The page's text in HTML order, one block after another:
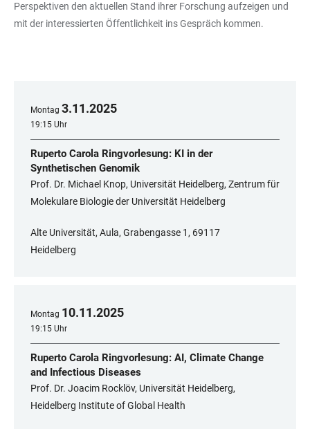
Perspektiven den aktuellen Stand ihrer Forschung aufzeigen und
mit der interessierten Öffentlichkeit ins Gespräch kommen.
Montag 3.11.2025
19:15 Uhr
Ruperto Carola Ringvorlesung: KI in der
Synthetischen Genomik
Prof. Dr. Michael Knop, Universität Heidelberg, Zentrum für
Molekulare Biologie der Universität Heidelberg
Alte Universität, Aula, Grabengasse 1, 69117
Heidelberg
Montag 10.11.2025
19:15 Uhr
Ruperto Carola Ringvorlesung: AI, Climate Change
and Infectious Diseases
Prof. Dr. Joacim Rocklöv, Universität Heidelberg,
Heidelberg Institute of Global Health